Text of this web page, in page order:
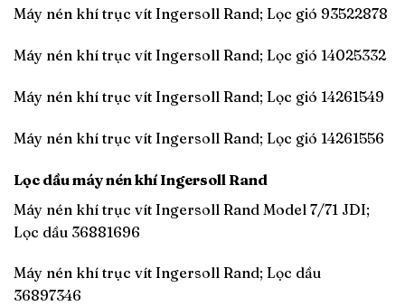
Máy nén khí trục vít Ingersoll Rand; Lọc gió 93522878
Máy nén khí trục vít Ingersoll Rand; Lọc gió 14025332
Máy nén khí trục vít Ingersoll Rand; Lọc gió 14261549
Máy nén khí trục vít Ingersoll Rand; Lọc gió 14261556
Lọc dầu máy nén khí Ingersoll Rand
Máy nén khí trục vít Ingersoll Rand Model 7/71 JDI;
Lọc dầu 36881696
Máy nén khí trục vít Ingersoll Rand; Lọc dầu
36897346